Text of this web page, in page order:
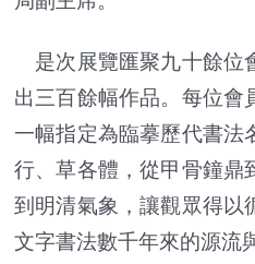
是次展覽匯聚九十餘位
出三百餘幅作品。每位會
一幅指定為臨摹歷代書法
行、草各體，從甲骨鐘鼎
到明清氣象，讓觀眾得以
文字書法數千年來的源流